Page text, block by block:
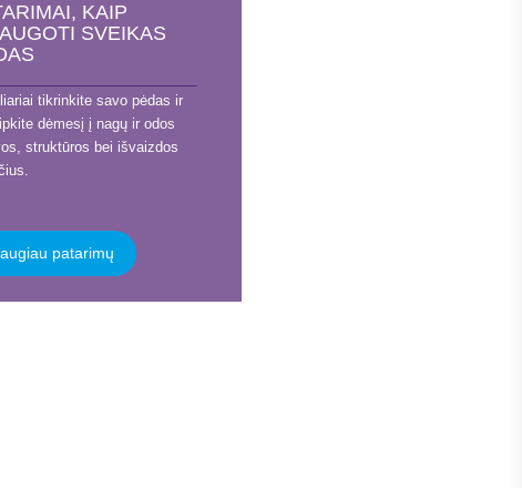
KAIP
SVEIKAS
tikrinkite savo pėdas ir
dėmesį į nagų ir odos
struktūros bei išvaizdos
patarimų